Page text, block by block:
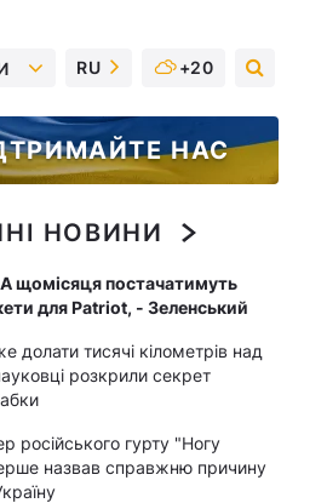
RU +20
НАС
НОВИНИ
щомісяця постачатимуть
для Patriot, - Зеленський
долати тисячі кілометрів над
розкрили секрет
російського гурту "Ногу
назвав справжню причину